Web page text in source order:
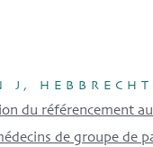
J, HEBBRECHT
du référencement
de groupe de